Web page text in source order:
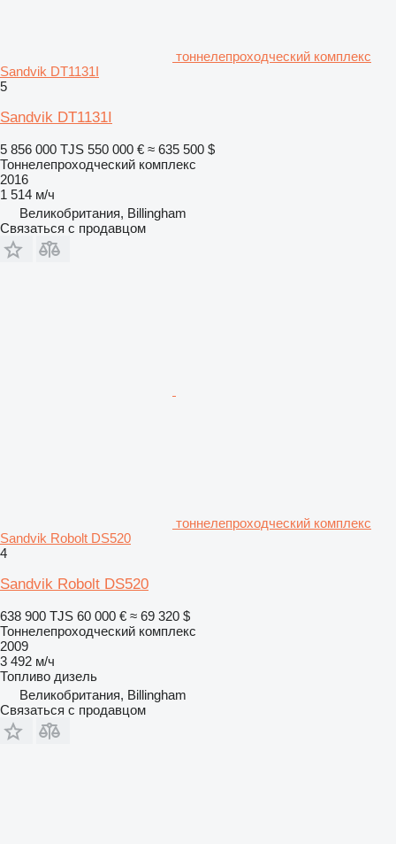
тоннелепроходческий комплекс
Sandvik DT1131I
5
Sandvik DT1131I
5 856 000 TJS 550 000 € ≈ 635 500 $
Тоннелепроходческий комплекс
2016
1 514 м/ч
Великобритания, Billingham
Связаться с продавцом
тоннелепроходческий комплекс
Sandvik Robolt DS520
4
Sandvik Robolt DS520
638 900 TJS 60 000 € ≈ 69 320 $
Тоннелепроходческий комплекс
2009
3 492 м/ч
Топливо дизель
Великобритания, Billingham
Связаться с продавцом